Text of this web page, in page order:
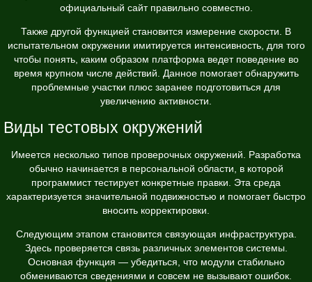
официальный сайт правильно совместно.
Также другой функцией становится измерение скорости. В
испытательном окружении имитируется интенсивность, для того
чтобы понять, каким образом платформа ведет поведение во
время крупном числе действий. Данное помогает обнаружить
проблемные участки плюс заранее подготовиться для
увеличению активности.
Виды тестовых окружений
Имеется несколько типов проверочных окружений. Разработка
обычно начинается в персональной области, в которой
программист тестирует конкретные правки. Эта среда
характеризуется значительной подвижностью и помогает быстро
вносить корректировки.
Следующим этапом становится связующая инфраструктура.
Здесь проверяется связь различных элементов системы.
Основная функция — убедиться, что модули стабильно
обмениваются сведениями и совсем не вызывают ошибок.